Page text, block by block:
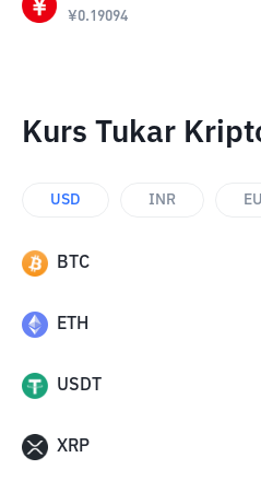
¥0.19094
Kurs Tukar
USD INR
BTC
ETH
USDT
XRP